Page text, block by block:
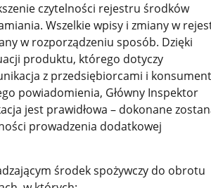
czytelności rejestru środków
Wszelkie wpisy i zmiany w
w rozporządzeniu sposób. Dzięki
produktu, którego dotyczy
z przedsiębiorcami i
powiadomienia, Główny Inspektor
jest prawidłowa – dokonane
prowadzenia dodatkowej
środek spożywczy do obrotu